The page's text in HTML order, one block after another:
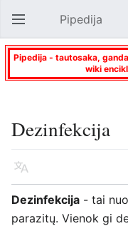
Atverti pagrindinį meniu Pipedija
Pipedija - tautosaka,
wiki
Dezinfekcija
Kalba
Dezinfekcija - tai
parazitų. Vienok gi